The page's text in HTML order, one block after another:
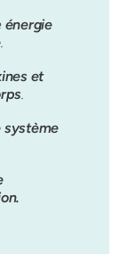
énergie
.
et
.
système